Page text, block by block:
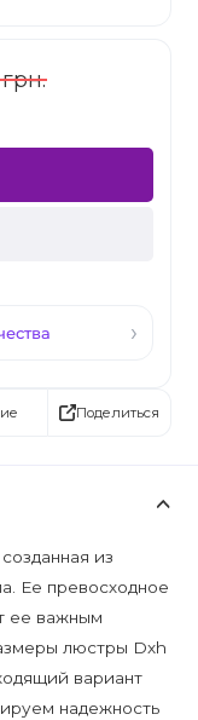
Поделиться
из
Ее превосходное
ее важным
люстры Dxh
вариант
надежность